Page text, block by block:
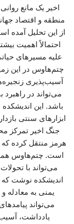
اخیر یک مانع
منطقه و اقتصاد
از این تحلیل آمده
احتمالاً اهمیت
علیه مسیرهای
چتم‌هاوس در این
آسیب‌پذیری
می‌تواند در راهبرد
باشد. این
ابزارهای سنتی
جنگ اخیر تمرکز
هرمز منتقل کرده
است. چتم‌هاوس
می‌تواند با
اندیشکده نوشت که
یمنی به معادله
می‌تواند
یادداشت،